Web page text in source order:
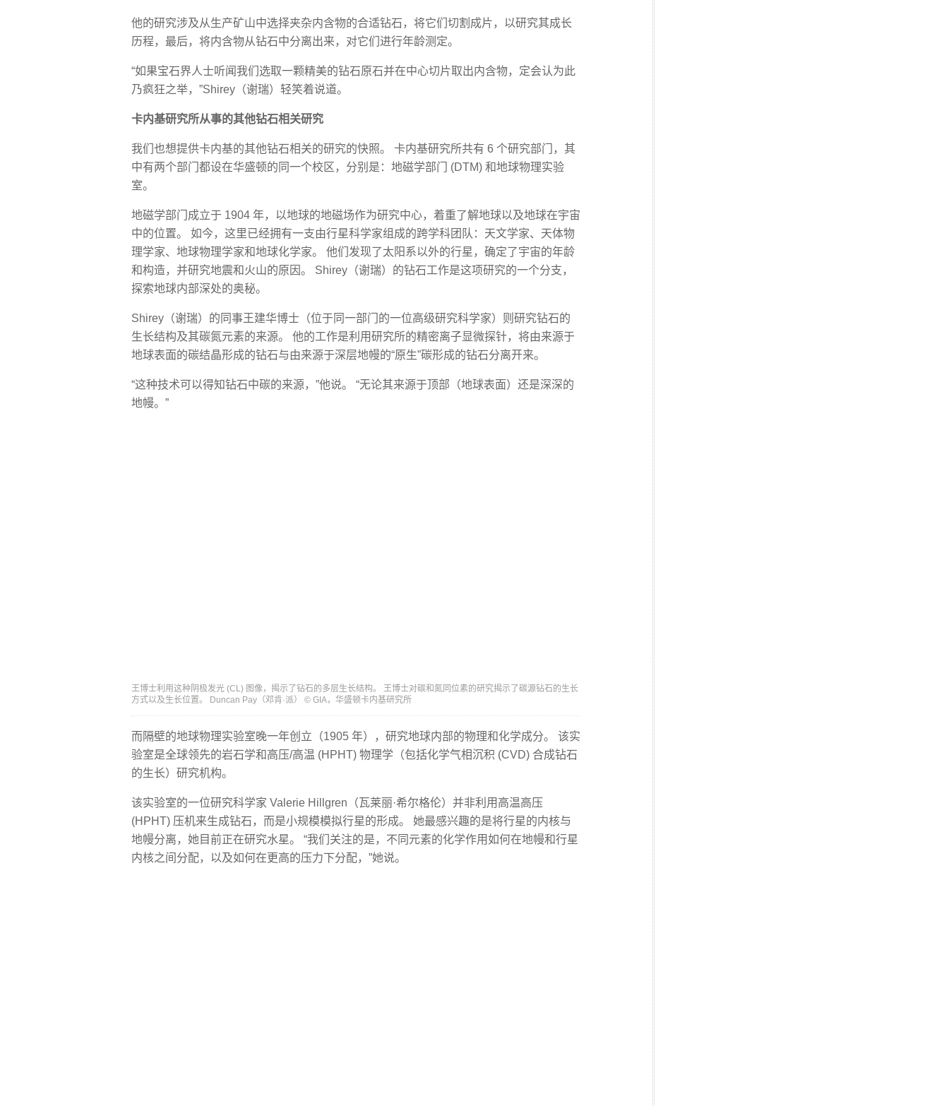
他的研究涉及从生产矿山中选择夹杂内含物的合适钻石，将它们切割成片，以研究其成长
历程，最后，将内含物从钻石中分离出来，对它们进行年龄测定。
“如果宝石界人士听闻我们选取一颗精美的钻石原石并在中心切片取出内含物，定会认为此
乃疯狂之举，”Shirey（谢瑞）轻笑着说道。
卡内基研究所从事的其他钻石相关研究
我们也想提供卡内基的其他钻石相关的研究的快照。 卡内基研究所共有 6 个研究部门，其
中有两个部门都设在华盛顿的同一个校区，分别是：地磁学部门 (DTM) 和地球物理实验
室。
地磁学部门成立于 1904 年，以地球的地磁场作为研究中心，着重了解地球以及地球在宇宙
中的位置。 如今，这里已经拥有一支由行星科学家组成的跨学科团队：天文学家、天体物
理学家、地球物理学家和地球化学家。 他们发现了太阳系以外的行星，确定了宇宙的年龄
和构造，并研究地震和火山的原因。 Shirey（谢瑞）的钻石工作是这项研究的一个分支，
探索地球内部深处的奥秘。
Shirey（谢瑞）的同事王建华博士（位于同一部门的一位高级研究科学家）则研究钻石的
生长结构及其碳氮元素的来源。 他的工作是利用研究所的精密离子显微探针，将由来源于
地球表面的碳结晶形成的钻石与由来源于深层地幔的“原生”碳形成的钻石分离开来。
“这种技术可以得知钻石中碳的来源，”他说。 “无论其来源于顶部（地球表面）还是深深的
地幔。”
王博士利用这种阴极发光 (CL) 图像，揭示了钻石的多层生长结构。 王博士对碳和氮同位素的研究揭示了碳源钻石的生长
方式以及生长位置。 Duncan Pay（邓肯·派） © GIA，华盛顿卡内基研究所
而隔壁的地球物理实验室晚一年创立（1905 年），研究地球内部的物理和化学成分。 该实
验室是全球领先的岩石学和高压/高温 (HPHT) 物理学（包括化学气相沉积 (CVD) 合成钻石
的生长）研究机构。
该实验室的一位研究科学家 Valerie Hillgren（瓦莱丽·希尔格伦）并非利用高温高压
(HPHT) 压机来生成钻石，而是小规模模拟行星的形成。 她最感兴趣的是将行星的内核与
地幔分离，她目前正在研究水星。 “我们关注的是，不同元素的化学作用如何在地幔和行星
内核之间分配，以及如何在更高的压力下分配，”她说。